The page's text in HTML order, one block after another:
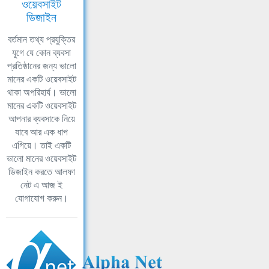
ওয়েবসাইট
ডিজাইন
বর্তমান তথ্য প্রযুক্তির
যুগে যে কোন ব্যবসা
প্রতিষ্ঠানের জন্য ভালো
মানের একটি ওয়েবসাইট
থাকা অপরিহার্য। ভালো
মানের একটি ওয়েবসাইট
আপনার ব্যবসাকে নিয়ে
যাবে আর এক ধাপ
এগিয়ে। তাই একটি
ভালো মানের ওয়েবসাইট
ডিজাইন করতে আলফা
নেট এ আজ ই
যোগাযোগ করুন।